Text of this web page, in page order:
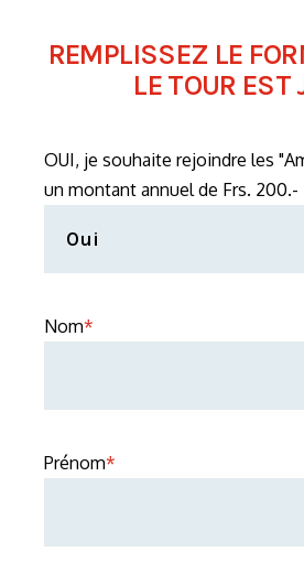
REMPLISSEZ LE
LE TOUR EST
OUI, je souhaite rejoindre les
un montant annuel de Frs. 200.-
Nom*
Prénom*